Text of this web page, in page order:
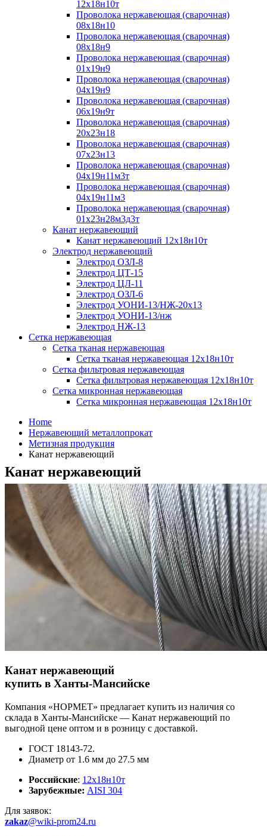
12х18н10т
Проволока нержавеющая (сварочная)
08х18н10
Проволока нержавеющая (сварочная)
08х18н9
Проволока нержавеющая (сварочная)
01х19н9
Проволока нержавеющая (сварочная)
04х19н9
Проволока нержавеющая (сварочная)
06х19н9т
Проволока нержавеющая (сварочная)
20х23н18
Проволока нержавеющая (сварочная)
07х23н13
Проволока нержавеющая (сварочная)
04х19н11м3т
Проволока нержавеющая (сварочная)
04х19н11м3
Проволока нержавеющая (сварочная)
01х23н28м3д3т
Канат нержавеющий
Канат нержавеющий 12х18н10т
Электрод нержавеющий
Электрод ОЗЛ-8
Электрод ЦТ-15
Электрод ЦЛ-11
Электрод ОЗЛ-6
Электрод УОНИ-13/НЖ-20х13
Электрод УОНИ-13/нж
Электрод НЖ-13
Сетка нержавеющая
Сетка тканая нержавеющая
Сетка тканая нержавеющая 12х18н10т
Сетка фильтровая нержавеющая
Сетка фильтровая нержавеющая 12х18н10т
Сетка микронная нержавеющая
Сетка микронная нержавеющая 12х18н10т
Home
Нержавеющий металлопрокат
Метизная продукция
Канат нержавеющий
Канат нержавеющий
Канат нержавеющий
купить в Ханты-Мансийске
Компания «НОРМЕТ» предлагает купить из наличия со
склада в Ханты-Мансийске — Канат нержавеющий по
выгодной цене оптом и в розницу с доставкой.
ГОСТ 18143-72.
Диаметр от 1.6 мм до 27.5 мм
Российские: 12х18н10т
Зарубежные: AISI 304
Для заявок:
zakaz@wiki-prom24.ru